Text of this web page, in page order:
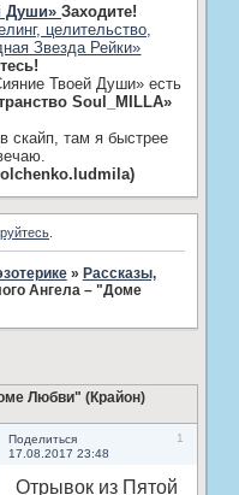
Души» Заходите!
целительство,
Звезда Рейки»
Твоей Души» есть
Soul_MILLA»
скайп, там я быстрее
» Рассказы,
Ангела – "Доме
Любви" (Крайон)
Поделиться
1
17.08.2017 23:48
Отрывок из Пятой